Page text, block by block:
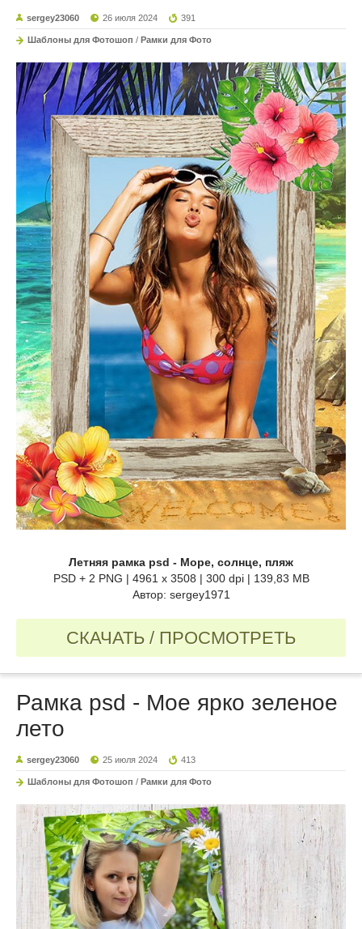
sergey23060 26 июля 2024 391
Шаблоны для Фотошоп / Рамки для Фото
Летняя рамка psd - Море, солнце, пляж
PSD + 2 PNG | 4961 x 3508 | 300 dpi | 139,83 MB
Автор: sergey1971
СКАЧАТЬ / ПРОСМОТРЕТЬ
Рамка psd - Мое ярко зеленое
лето
sergey23060 25 июля 2024 413
Шаблоны для Фотошоп / Рамки для Фото